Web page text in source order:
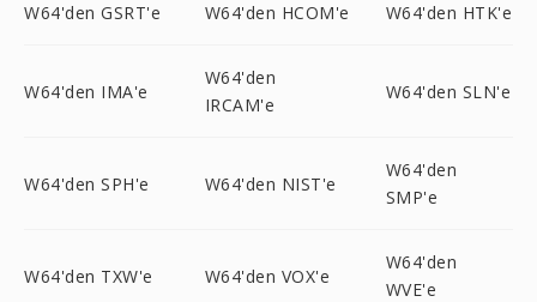
W64'den GSRT'e W64'den HCOM'e W64'den HTK'e
W64'den IMA'e
W64'den
IRCAM'e
W64'den SLN'e
W64'den SPH'e W64'den NIST'e
W64'den
SMP'e
W64'den TXW'e W64'den VOX'e
W64'den
WVE'e